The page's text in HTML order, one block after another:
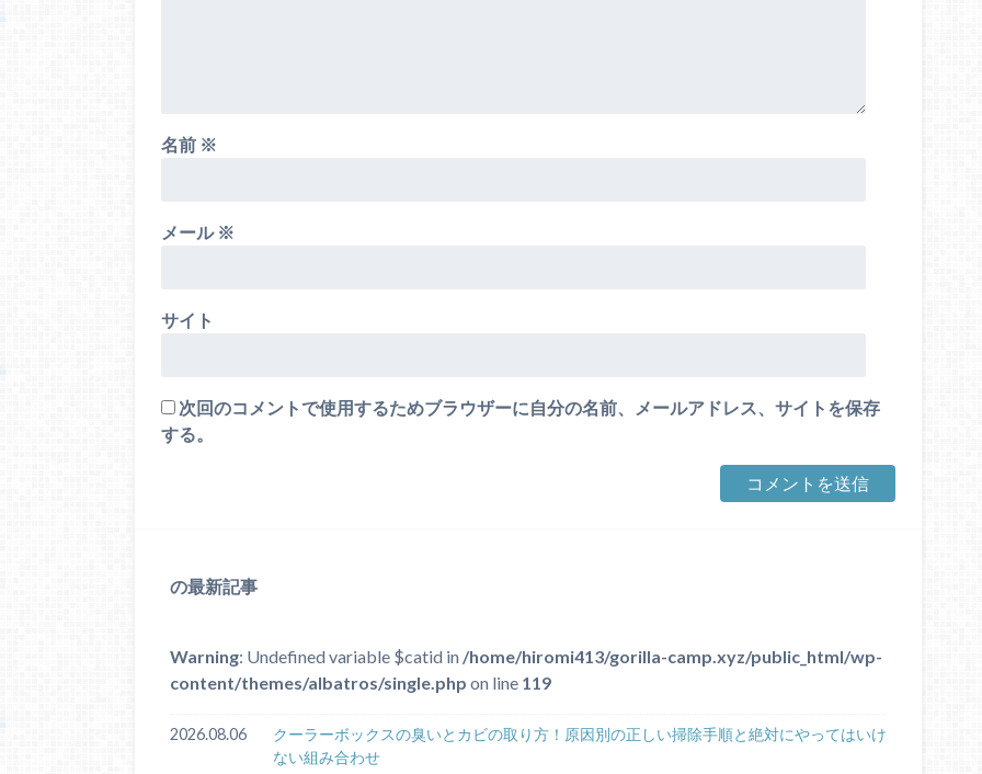
名前 ※
メール ※
サイト
次回のコメントで使用するためブラウザーに自分の名前、メールアドレス、サイトを保存
する。
の最新記事
Warning: Undefined variable $catid in /home/hiromi413/gorilla-camp.xyz/public_html/wp-
content/themes/albatros/single.php on line 119
2026.08.06
クーラーボックスの臭いとカビの取り方！原因別の正しい掃除手順と絶対にやってはいけ
ない組み合わせ